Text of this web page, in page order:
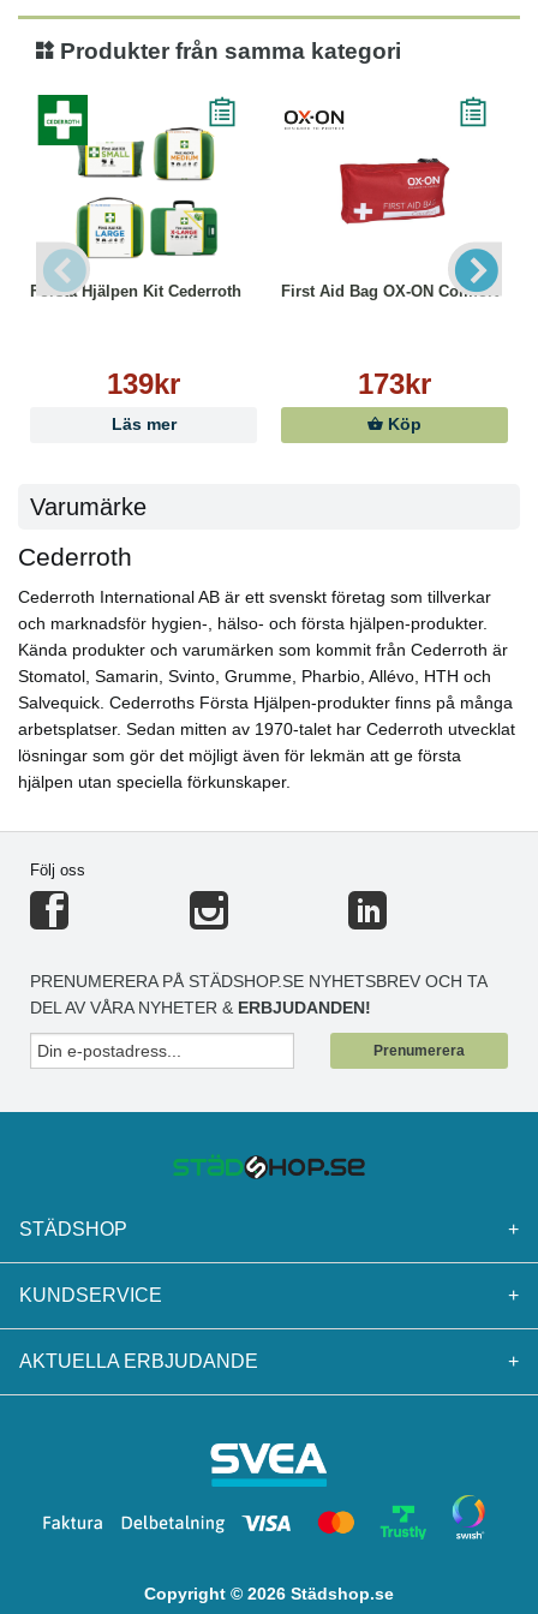
Produkter från samma kategori
Första Hjälpen Kit Cederroth
139kr
Läs mer
First Aid Bag OX-ON Comfort
173kr
Köp
Varumärke
Cederroth
Cederroth International AB är ett svenskt företag som tillverkar
och marknadsför hygien-, hälso- och första hjälpen-produkter.
Kända produkter och varumärken som kommit från Cederroth är
Stomatol, Samarin, Svinto, Grumme, Pharbio, Allévo, HTH och
Salvequick. Cederroths Första Hjälpen-produkter finns på många
arbetsplatser. Sedan mitten av 1970-talet har Cederroth utvecklat
lösningar som gör det möjligt även för lekmän att ge första
hjälpen utan speciella förkunskaper.
Följ oss
PRENUMERERA PÅ STÄDSHOP.SE NYHETSBREV OCH TA
DEL AV VÅRA NYHETER & ERBJUDANDEN!
Prenumerera
STÄDSHOP +
KUNDSERVICE +
AKTUELLA ERBJUDANDE +
Copyright © 2026 Städshop.se